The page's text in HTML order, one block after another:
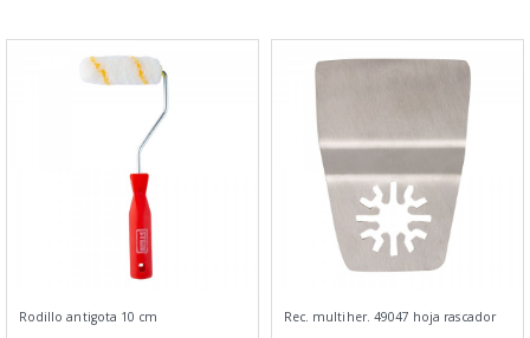
Rodillo antigota 10 cm Rec. multiher. 49047 hoja rascador